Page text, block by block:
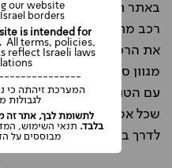
באתר תמצאו מגוון רחב של
רכב מתאימות עבורכם, כך
את הרכב, המחיר ותוכנית
מגוון ספקים ביעדים
עם הטובים ביותר, עשינו
שכל אפשרות שתבחרו תהיה
לדרך בראש שקט.
is intended for
All terms, policies,
reflect Israeli laws
המערכת זיהתה כי
לגבולות
our website
borders
לתשומת לבך, אתר זה
בלבד. תנאי השימוש,
מבוססים על